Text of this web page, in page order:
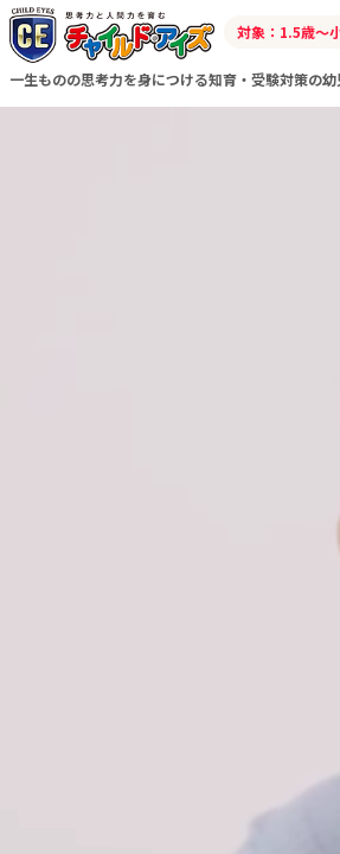
一生ものの思考力を身につける知育・受験対策の
対象：1.5歳～